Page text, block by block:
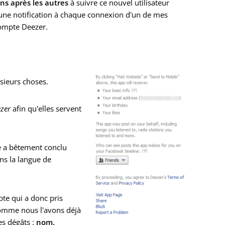
après les autresà suivre ce nouvel utilisateur
notification à chaque connexion d'un de mes
Deezer.
choses.
afin qu'elles servent
a bêtement conclu
la langue de
qui a donc pris
nous l'avons déjà
dégâts : nom,